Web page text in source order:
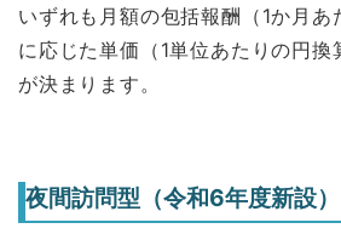
いずれも月額の包括報酬（1か月あ
に応じた単価（1単位あたりの円換
が決まります。
夜間訪問型（令和6年度新設）